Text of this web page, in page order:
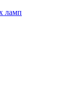
ламп